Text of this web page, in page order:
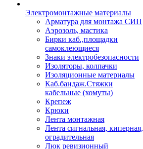
Электромонтажные материалы
Арматура для монтажа СИП
Аэрозоль, мастика
Бирки каб.,площадки
самоклеющиеся
Знаки электробезопасности
Изоляторы, колпачки
Изоляционные материалы
Каб.бандаж.Стяжки
кабельные (хомуты)
Крепеж
Крюки
Лента монтажная
Лента сигнальная, киперная,
оградительная
Люк ревизионный